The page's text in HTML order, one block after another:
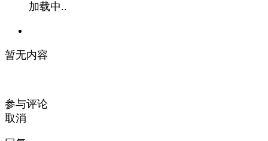
加载中..
暂无内容
参与评论
取消